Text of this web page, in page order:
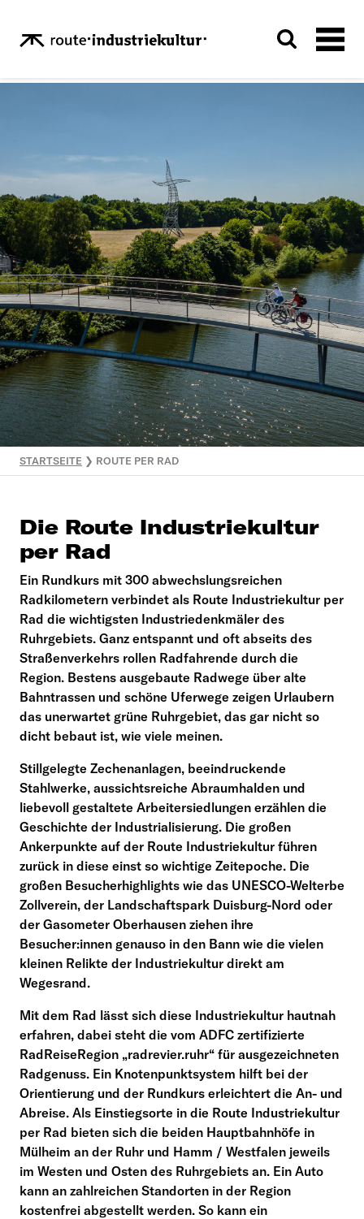
STARTSEITE ❯ ROUTE PER RAD
Die Route Industriekultur
per Rad
Ein Rundkurs mit 300 abwechslungsreichen
Radkilometern verbindet als Route Industriekultur per
Rad die wichtigsten Industriedenkmäler des
Ruhrgebiets. Ganz entspannt und oft abseits des
Straßenverkehrs rollen Radfahrende durch die
Region. Bestens ausgebaute Radwege über alte
Bahntrassen und schöne Uferwege zeigen Urlaubern
das unerwartet grüne Ruhrgebiet, das gar nicht so
dicht bebaut ist, wie viele meinen.
Stillgelegte Zechenanlagen, beeindruckende
Stahlwerke, aussichtsreiche Abraumhalden und
liebevoll gestaltete Arbeitersiedlungen erzählen die
Geschichte der Industrialisierung. Die großen
Ankerpunkte auf der Route Industriekultur führen
zurück in diese einst so wichtige Zeitepoche. Die
großen Besucherhighlights wie das UNESCO-Welterbe
Zollverein, der Landschaftspark Duisburg-Nord oder
der Gasometer Oberhausen ziehen ihre
Besucher:innen genauso in den Bann wie die vielen
kleinen Relikte der Industriekultur direkt am
Wegesrand.
Mit dem Rad lässt sich diese Industriekultur hautnah
erfahren, dabei steht die vom ADFC zertifizierte
RadReiseRegion „radrevier.ruhr“ für ausgezeichneten
Radgenuss. Ein Knotenpunktsystem hilft bei der
Orientierung und der Rundkurs erleichtert die An- und
Abreise. Als Einstiegsorte in die Route Industriekultur
per Rad bieten sich die beiden Hauptbahnhöfe in
Mülheim an der Ruhr und Hamm / Westfalen jeweils
im Westen und Osten des Ruhrgebiets an. Ein Auto
kann an zahlreichen Standorten in der Region
kostenfrei abgestellt werden. So kann ein